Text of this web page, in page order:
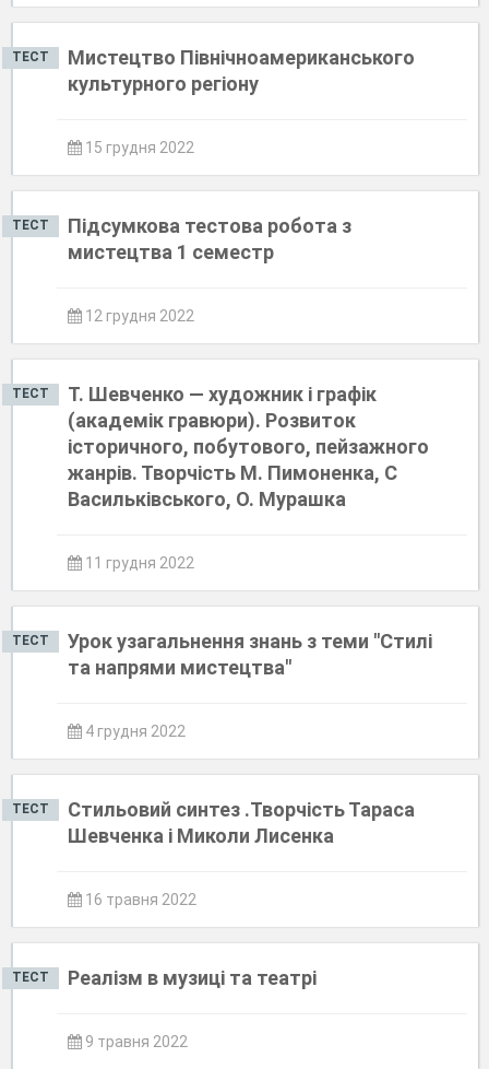
ТЕСТ
Мистецтво Північноамериканського
культурного регіону
15 грудня 2022
ТЕСТ
Підсумкова тестова робота з
мистецтва 1 семестр
12 грудня 2022
ТЕСТ
Т. Шевченко — художник і графік
(академік гравюри). Розвиток
історичного, побутового, пейзажного
жанрів. Творчість М. Пимоненка, С
Васильківського, О. Мурашка
11 грудня 2022
ТЕСТ
Урок узагальнення знань з теми "Стилі
та напрями мистецтва"
4 грудня 2022
ТЕСТ
Стильовий синтез .Творчість Тараса
Шевченка і Миколи Лисенка
16 травня 2022
ТЕСТ Реалізм в музиці та театрі
9 травня 2022